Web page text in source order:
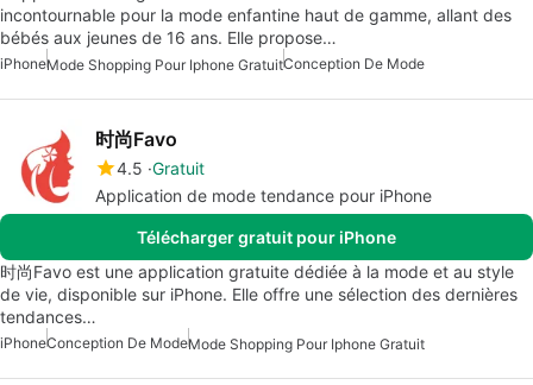
incontournable pour la mode enfantine haut de gamme, allant des
bébés aux jeunes de 16 ans. Elle propose…
iPhoneMode Shopping Pour Iphone GratuitConception De Mode
时尚Favo
4.5 Gratuit
Application de mode tendance pour iPhone
Télécharger gratuit pour iPhone
时尚Favo est une application gratuite dédiée à la mode et au style
de vie, disponible sur iPhone. Elle offre une sélection des dernières
tendances…
iPhoneConception De ModeMode Shopping Pour Iphone Gratuit